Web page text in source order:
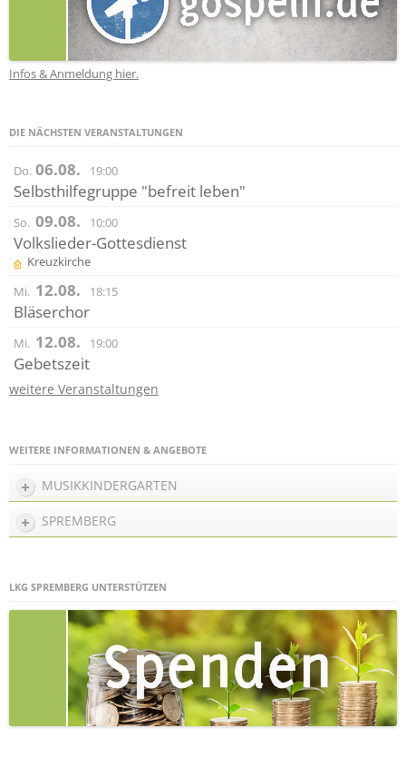
Infos & Anmeldung hier.
DIE NÄCHSTEN VERANSTALTUNGEN
Do. 06.08. 19:00
Selbsthilfegruppe "befreit leben"
So. 09.08. 10:00
Volkslieder-Gottesdienst
Kreuzkirche
Mi. 12.08. 18:15
Bläserchor
Mi. 12.08. 19:00
Gebetszeit
weitere Veranstaltungen
WEITERE INFORMATIONEN & ANGEBOTE
MUSIKKINDERGARTEN
SPREMBERG
LKG SPREMBERG UNTERSTÜTZEN